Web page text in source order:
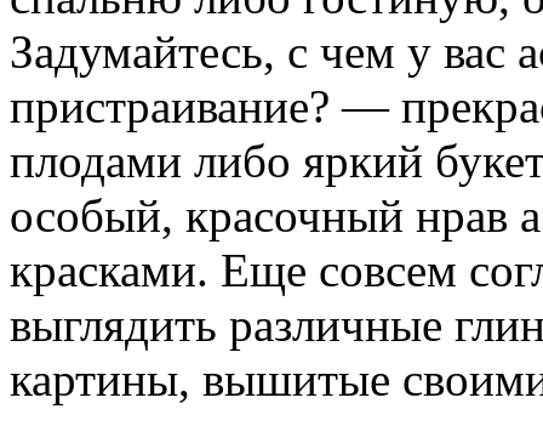
Задумайтесь, с чем у вас
пристраивание? —
плодами либо яркий
особый, красочный нрав
красками. Еще совсем
выглядить различные
картины, вышитые